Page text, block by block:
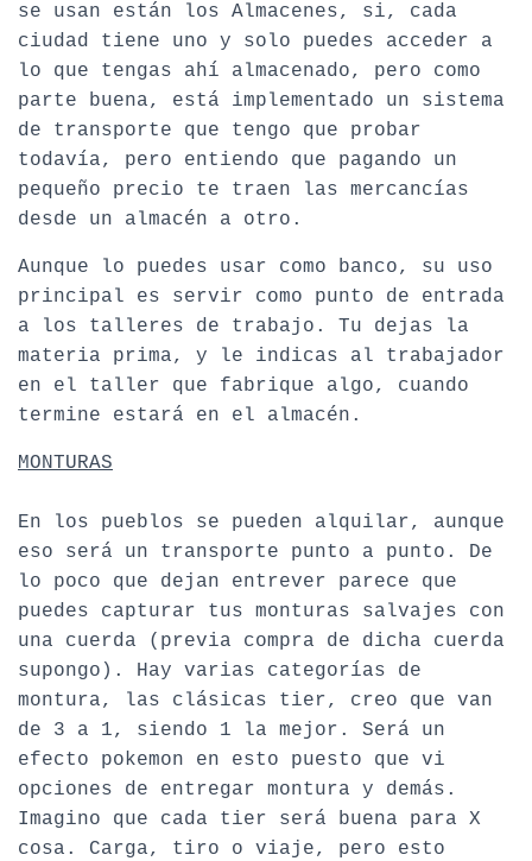
se usan están los Almacenes, si, cada
ciudad tiene uno y solo puedes acceder a
lo que tengas ahí almacenado, pero como
parte buena, está implementado un sistema
de transporte que tengo que probar
todavía, pero entiendo que pagando un
pequeño precio te traen las mercancías
desde un almacén a otro.
Aunque lo puedes usar como banco, su uso
principal es servir como punto de entrada
a los talleres de trabajo. Tu dejas la
materia prima, y le indicas al trabajador
en el taller que fabrique algo, cuando
termine estará en el almacén.
MONTURAS
En los pueblos se pueden alquilar, aunque
eso será un transporte punto a punto. De
lo poco que dejan entrever parece que
puedes capturar tus monturas salvajes con
una cuerda (previa compra de dicha cuerda
supongo). Hay varias categorías de
montura, las clásicas tier, creo que van
de 3 a 1, siendo 1 la mejor. Será un
efecto pokemon en esto puesto que vi
opciones de entregar montura y demás.
Imagino que cada tier será buena para X
cosa. Carga, tiro o viaje, pero esto